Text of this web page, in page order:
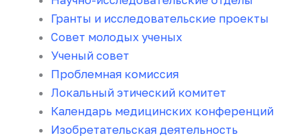
Гранты и исследовательские проекты
Совет молодых ученых
Ученый совет
Проблемная комиссия
Локальный этический комитет
Календарь медицинских конференций
Изобретательская деятельность